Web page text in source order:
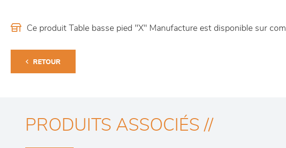
Ce produit Table basse pied "X" Manufacture est disponible sur
RETOUR
PRODUITS ASSOCIÉS //